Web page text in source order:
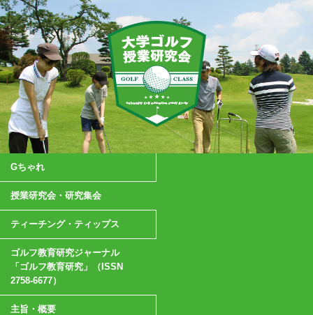
Gちゃれ
授業研究会・研究集会
ティーチング・ティップス
ゴルフ教育研究ジャーナル
「ゴルフ教育研究」（ISSN
2758-6677）
主旨・概要